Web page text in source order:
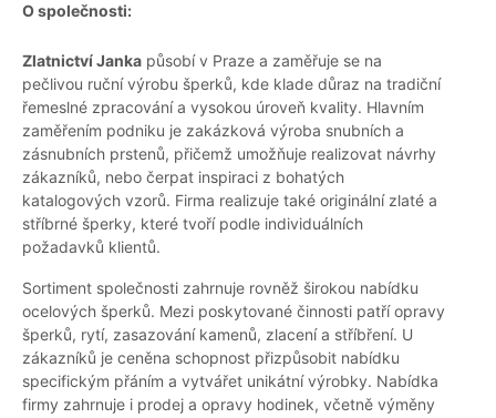
O společnosti:
Zlatnictví Janka působí v Praze a zaměřuje se na
pečlivou ruční výrobu šperků, kde klade důraz na tradiční
řemeslné zpracování a vysokou úroveň kvality. Hlavním
zaměřením podniku je zakázková výroba snubních a
zásnubních prstenů, přičemž umožňuje realizovat návrhy
zákazníků, nebo čerpat inspiraci z bohatých
katalogových vzorů. Firma realizuje také originální zlaté a
stříbrné šperky, které tvoří podle individuálních
požadavků klientů.
Sortiment společnosti zahrnuje rovněž širokou nabídku
ocelových šperků. Mezi poskytované činnosti patří opravy
šperků, rytí, zasazování kamenů, zlacení a stříbření. U
zákazníků je ceněna schopnost přizpůsobit nabídku
specifickým přáním a vytvářet unikátní výrobky. Nabídka
firmy zahrnuje i prodej a opravy hodinek, včetně výměny